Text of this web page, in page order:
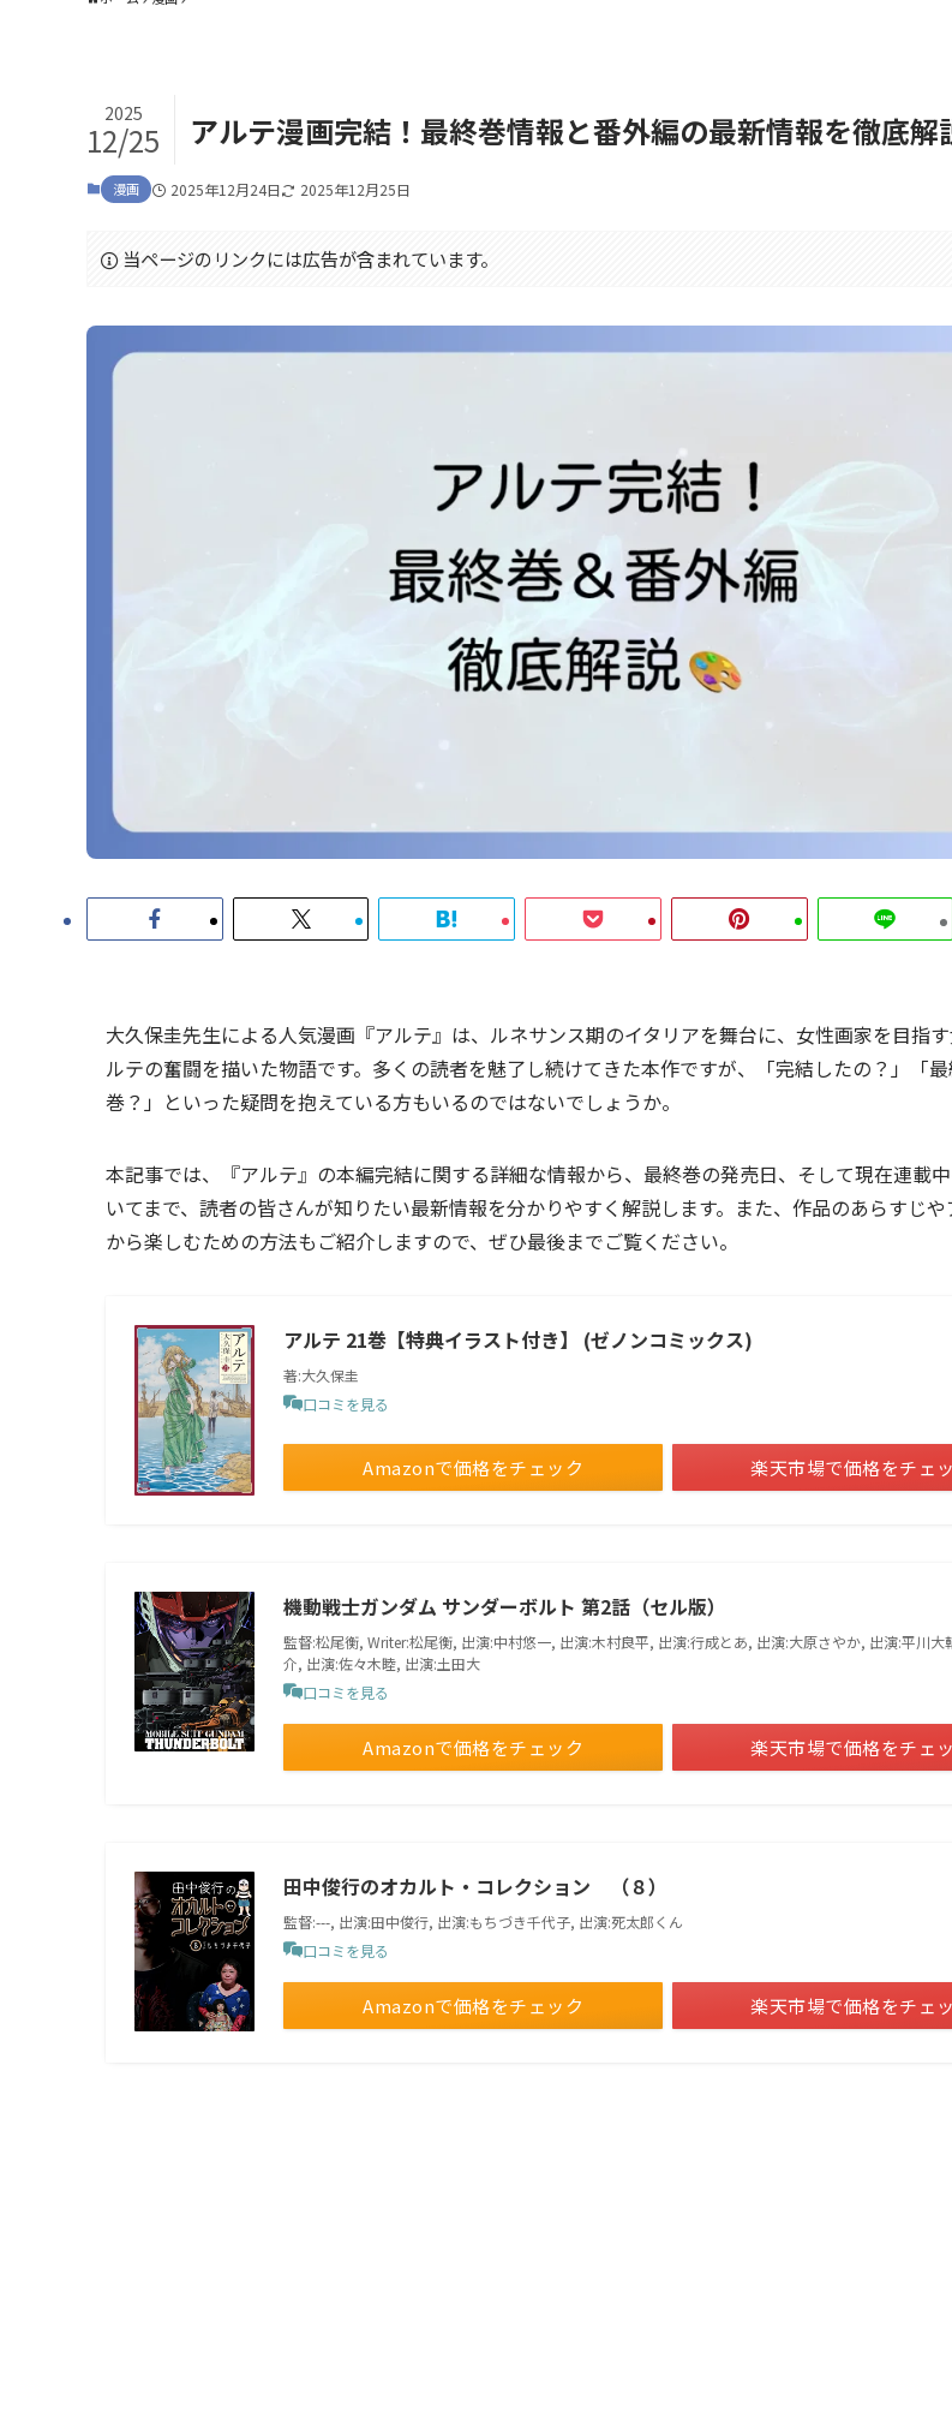
アルテ漫画完結！最終巻情報と番外編の最新情報を徹底解
2025
12/25
漫画 2025年12月24日 2025年12月25日
当ページのリンクには広告が含まれています。
大久保圭先生による人気漫画『アルテ』は、ルネサンス期のイタリアを舞台に、女性画家を目指
ルテの奮闘を描いた物語です。多くの読者を魅了し続けてきた本作ですが、「完結したの？」「
巻？」といった疑問を抱えている方もいるのではないでしょうか。
本記事では、『アルテ』の本編完結に関する詳細な情報から、最終巻の発売日、そして現在連載
いてまで、読者の皆さんが知りたい最新情報を分かりやすく解説します。また、作品のあらすじ
から楽しむための方法もご紹介しますので、ぜひ最後までご覧ください。
アルテ 21巻【特典イラスト付き】 (ゼノンコミックス)
著:大久保圭
口コミを見る
Amazonで価格をチェック 楽天市場で価格をチェ
機動戦士ガンダム サンダーボルト 第2話（セル版）
監督:松尾衡, Writer:松尾衡, 出演:中村悠一, 出演:木村良平, 出演:行成とあ, 出演:大原さやか, 出演:平川大
介, 出演:佐々木睦, 出演:土田大
口コミを見る
Amazonで価格をチェック 楽天市場で価格をチェ
田中俊行のオカルト・コレクション （８）
監督:---, 出演:田中俊行, 出演:もちづき千代子, 出演:死太郎くん
口コミを見る
Amazonで価格をチェック 楽天市場で価格をチェ